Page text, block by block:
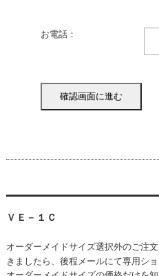
お電話：
ＶＥ－１Ｃ
オーダーメイドサイズ選択外のご注
きましたら、後程メールにて専用シ